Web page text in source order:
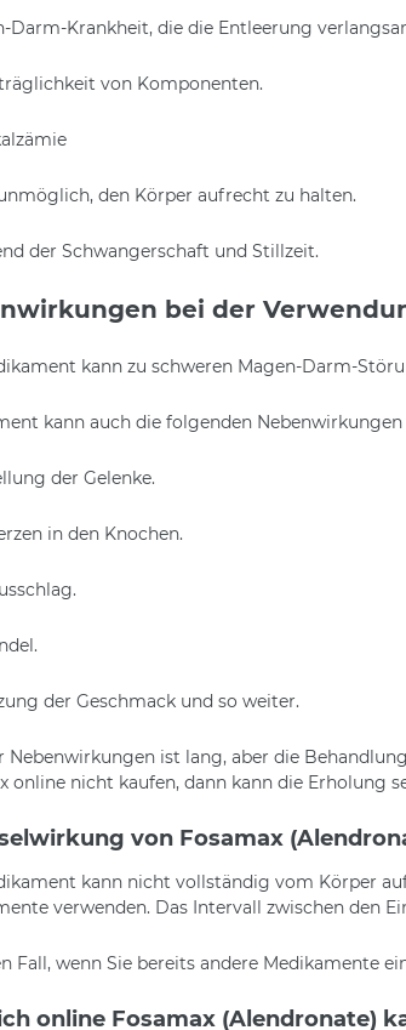
Darm-Krankheit, die die Entleerung
von Komponenten.
den Körper aufrecht zu halten.
der Schwangerschaft und Stillzeit.
bei der
kann zu schweren Magen-Darm-
kann auch die folgenden Nebenwirkungen
der Gelenke.
in den Knochen.
der Geschmack und so weiter.
Nebenwirkungen ist lang, aber die
online nicht kaufen, dann kann die Erholung
von Fosamax
kann nicht vollständig vom Körper
verwenden. Das Intervall zwischen den
Fall, wenn Sie bereits andere Medikamente
online Fosamax (Alendronate)